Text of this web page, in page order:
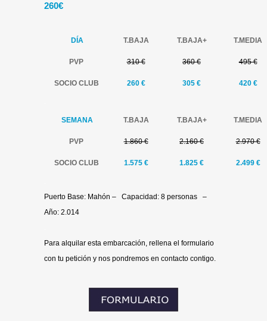
260€
DÍA T.BAJA T.BAJA+ T.MEDIA
PVP 310 € 360 € 495 €
SOCIO CLUB 260 € 305 € 420€
SEMANA T.BAJA T.BAJA+ T.MEDIA
PVP 1.860 € 2.160 € 2.970 €
SOCIO CLUB 1.575 € 1.825 € 2.499€
Puerto Base: Mahón – Capacidad: 8 personas –
Año: 2.014
Para alquilar esta embarcación, rellena el formulario
con tu petición y nos pondremos en contacto contigo.